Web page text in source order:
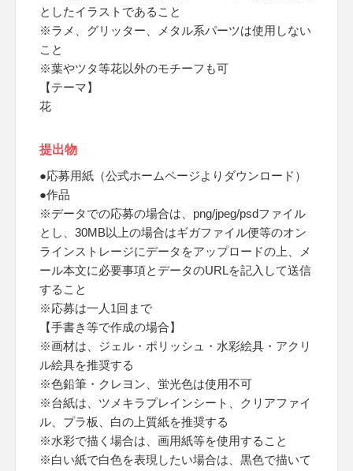
としたイラストであること
※ラメ、グリッター、メタル系パーツは使用しない
こと
※葉やツタ等花以外のモチーフも可
【テーマ】
花
提出物
●応募用紙（公式ホームページよりダウンロード）
●作品
※データでの応募の場合は、png/jpeg/psdファイル
とし、30MB以上の場合はギガファイル便等のオン
ラインストレージにデータをアップロードの上、メ
ール本文に必要事項とデータのURLを記入して送信
すること
※応募は一人1回まで
【手書き等で作成の場合】
※画材は、ジェル・ポリッシュ・水彩絵具・アクリ
ル絵具を推奨する
※色鉛筆・クレヨン、蛍光色は使用不可
※台紙は、ツメキラプレインシート、クリアファイ
ル、プラ板、白の上質紙を推奨する
※水彩で描く場合は、画用紙等を使用すること
※白い紙で白色を表現したい場合は、黒色で描いて